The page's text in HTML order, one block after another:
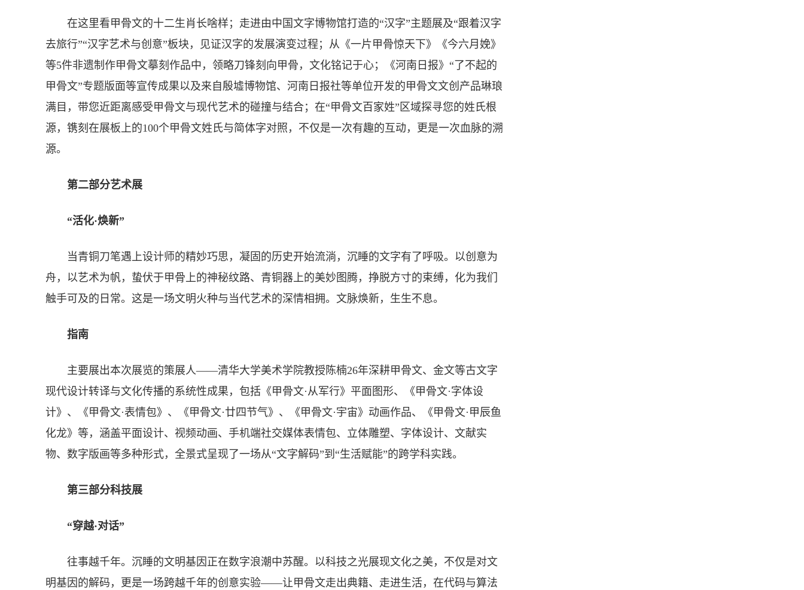
在这里看甲骨文的十二生肖长啥样；走进由中国文字博物馆打造的“汉字”主题展及“跟着汉字
去旅行”“汉字艺术与创意”板块，见证汉字的发展演变过程；从《一片甲骨惊天下》《今六月娩》
等5件非遗制作甲骨文摹刻作品中，领略刀锋刻向甲骨，文化铭记于心；《河南日报》“了不起的
甲骨文”专题版面等宣传成果以及来自殷墟博物馆、河南日报社等单位开发的甲骨文文创产品琳琅
满目，带您近距离感受甲骨文与现代艺术的碰撞与结合；在“甲骨文百家姓”区域探寻您的姓氏根
源，镌刻在展板上的100个甲骨文姓氏与简体字对照，不仅是一次有趣的互动，更是一次血脉的溯
源。
第二部分艺术展
“活化·焕新”
当青铜刀笔遇上设计师的精妙巧思，凝固的历史开始流淌，沉睡的文字有了呼吸。以创意为
舟，以艺术为帆，蛰伏于甲骨上的神秘纹路、青铜器上的美妙图腾，挣脱方寸的束缚，化为我们
触手可及的日常。这是一场文明火种与当代艺术的深情相拥。文脉焕新，生生不息。
指南
主要展出本次展览的策展人——清华大学美术学院教授陈楠26年深耕甲骨文、金文等古文字
现代设计转译与文化传播的系统性成果，包括《甲骨文·从军行》平面图形、《甲骨文·字体设
计》、《甲骨文·表情包》、《甲骨文·廿四节气》、《甲骨文·宇宙》动画作品、《甲骨文·甲辰鱼
化龙》等，涵盖平面设计、视频动画、手机端社交媒体表情包、立体雕塑、字体设计、文献实
物、数字版画等多种形式，全景式呈现了一场从“文字解码”到“生活赋能”的跨学科实践。
第三部分科技展
“穿越·对话”
往事越千年。沉睡的文明基因正在数字浪潮中苏醒。以科技之光展现文化之美，不仅是对文
明基因的解码，更是一场跨越千年的创意实验——让甲骨文走出典籍、走进生活，在代码与算法